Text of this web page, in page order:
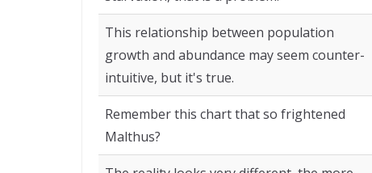
This relationship between population
growth and abundance may seem counter-
intuitive, but it's true.
Remember this chart that so frightened
Malthus?